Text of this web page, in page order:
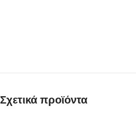
Σχετικά προϊόντα